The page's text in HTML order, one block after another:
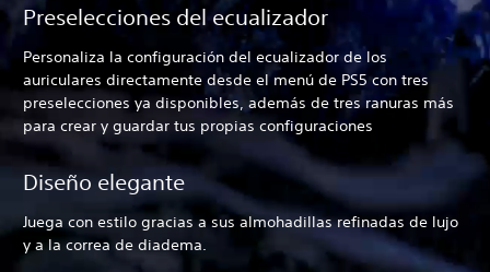
Preselecciones del ecualizador
Personaliza la configuración del ecualizador de los
auriculares directamente desde el menú de PS5 con tres
preselecciones ya disponibles, además de tres ranuras más
para crear y guardar tus propias configuraciones
Diseño elegante
Juega con estilo gracias a sus almohadillas refinadas de lujo
y a la correa de diadema.